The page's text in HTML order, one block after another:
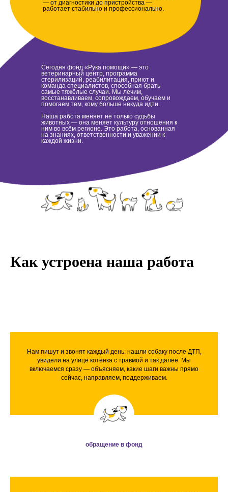
— от диагностики до пристройства —
работает стабильно и профессионально.
Сегодня фонд «Рука помощи» — это
ветеринарный центр, программа
стерилизаций, реабилитация, приют и
команда специалистов, способная брать
самые тяжёлые случаи. Мы лечим,
восстанавливаем, сопровождаем, обучаем и
помогаем тем, кому больше некуда идти.
Наша работа меняет не только судьбы
животных — она меняет культуру отношения к
ним во всём регионе. Это работа, основанная
на знаниях, ответственности и уважении к
каждой жизни.
Как устроена наша работа
Нам пишут и звонят каждый день: нашли собаку после ДТП,
увидели на улице котёнка с травмой и так далее. Мы
включаемся сразу — объясняем, какие шаги важны прямо
сейчас, направляем, поддерживаем.
обращение в фонд